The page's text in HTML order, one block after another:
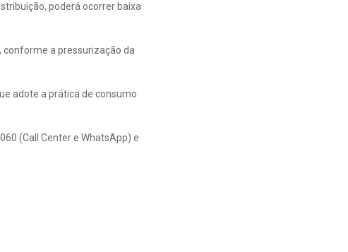
poderá ocorrer baixa
a pressurização da
adote a prática de consumo
(Call Center e WhatsApp) e